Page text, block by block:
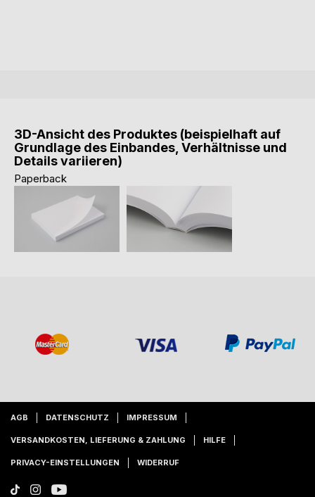
3D-Ansicht des Produktes (beispielhaft auf
Grundlage des Einbandes, Verhältnisse und
Details variieren)
Paperback
AGB DATENSCHUTZ IMPRESSUM
VERSANDKOSTEN, LIEFERUNG & ZAHLUNG HILFE
PRIVACY-EINSTELLUNGEN WIDERRUF